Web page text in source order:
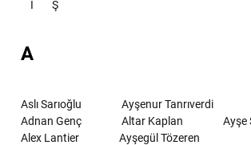
İ Ş
A
Aslı Sarıoğlu
Ayşenur Tanrıverdi
Adnan Genç
Altar Kaplan
Ayşe
Alex Lantier
Ayşegül Tözeren